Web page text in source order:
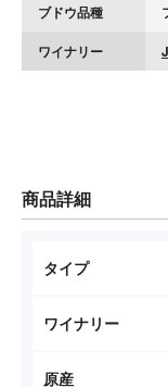
ブドウ品種
ワイナリー
商品詳細
タイプ
ワイナリー
原産